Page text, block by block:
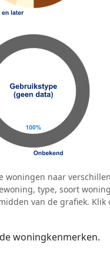
woningen naar
type, soort
van de grafiek. Klik
woningkenmerken.